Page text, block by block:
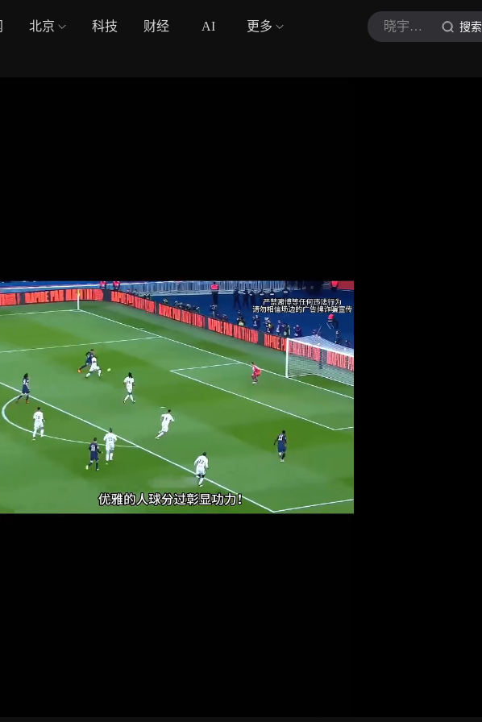
北京 科技 财经 AI 更多 晓宇足球说 搜索